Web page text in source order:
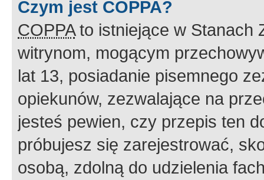
Czym jest COPPA?
COPPAto istniejące w Stanach
witrynom, mogącym
lat 13, posiadanie pisemnego
opiekunów, zezwalające na
jesteś pewien, czy przepis ten
próbujesz się zarejestrować,
osobą, zdolną do udzielenia